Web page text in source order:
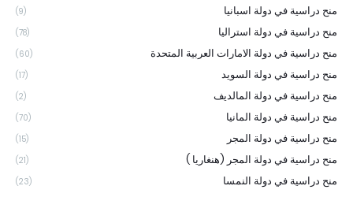
منح دراسية في دولة اسبانيا (9)
منح دراسية في دولة استراليا (78)
منح دراسية في دولة الامارات العربية المتحدة (60)
منح دراسية في دولة السويد (17)
منح دراسية في دولة المالديف (2)
منح دراسية في دولة المانيا (70)
منح دراسية في دولة المجر (15)
منح دراسية في دولة المجر (هنغاريا ) (21)
منح دراسية في دولة النمسا (23)